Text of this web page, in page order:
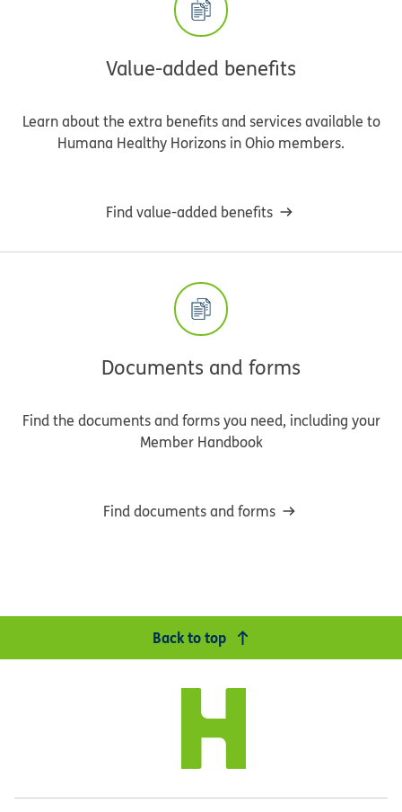
Value-added benefits
Learn about the extra benefits and services available to
Humana Healthy Horizons in Ohio members.
Find value-added benefits
Documents and forms
Find the documents and forms you need, including your
Member Handbook
Find documents and forms
Back to top